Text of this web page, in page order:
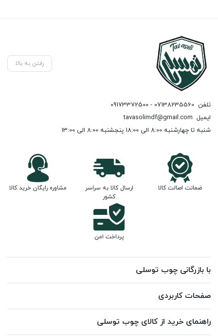
رفتن به بالا
تلفن 07138235560 - 09173372500
ایمیل tavasolimdf@gmail.com
شنبه تا چهارشنبه 8:00 الی 18:00 پنجشنبه 8:00 الی 13:00
ضمانت اصالت کالا
ارسال کالا به سراسر
کشور
مشاوره رایگان خرید کالا
پرداخت امن
با بازرگانی چوب توسلی
صفحات کاربردی
راهنمای خرید از کالای چوب توسلی